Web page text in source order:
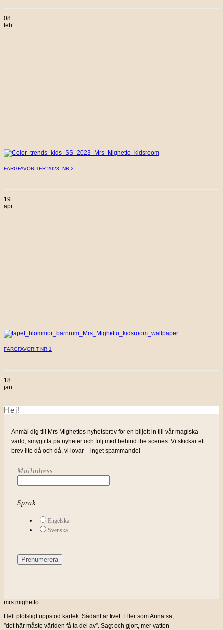
08
feb
FÄRGFAVORITER 2023, NR 2
19
apr
FÄRGFAVORIT NR 1
18
jan
Hej!
Anmäl dig till Mrs Mighettos nyhetsbrev för en biljett in till vår magiska
värld, smygtitta på nyheter och följ med behind the scenes. Vi skickar ett
brev lite då och då, vi lovar – inget spammande!
Mailadress
Språk
Engelska
Svenska
mrs mighetto
Helt plötsligt uppstod kärlek. Sådant är livet. Eller som Anna sa,
”det här måste världen få ta del av”. Sagt och gjort, mer vatten